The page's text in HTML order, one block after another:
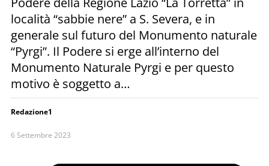
località “sabbie nere” a S. Severa, e in
generale sul futuro del Monumento naturale
“Pyrgi”. Il Podere si erge all’interno del
Monumento Naturale Pyrgi e per questo
motivo è soggetto a…
Redazione1
6 Settembre 2023